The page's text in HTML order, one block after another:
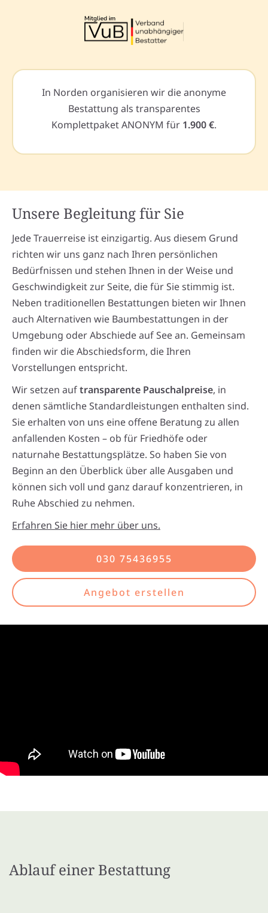
In Norden organisieren wir die anonyme
Bestattung als transparentes
Komplettpaket ANONYM für 1.900 €.
Unsere Begleitung für Sie
Jede Trauerreise ist einzigartig. Aus diesem Grund
richten wir uns ganz nach Ihren persönlichen
Bedürfnissen und stehen Ihnen in der Weise und
Geschwindigkeit zur Seite, die für Sie stimmig ist.
Neben traditionellen Bestattungen bieten wir Ihnen
auch Alternativen wie Baumbestattungen in der
Umgebung oder Abschiede auf See an. Gemeinsam
finden wir die Abschiedsform, die Ihren
Vorstellungen entspricht.
Wir setzen auftransparente Pauschalpreise, in
denen sämtliche Standardleistungen enthalten sind.
Sie erhalten von uns eine offene Beratung zu allen
anfallenden Kosten – ob für Friedhöfe oder
naturnahe Bestattungsplätze. So haben Sie von
Beginn an den Überblick über alle Ausgaben und
können sich voll und ganz darauf konzentrieren, in
Ruhe Abschied zu nehmen.
Erfahren Sie hier mehr über uns.
030 75436955
Angebot erstellen
Ablauf einer Bestattung